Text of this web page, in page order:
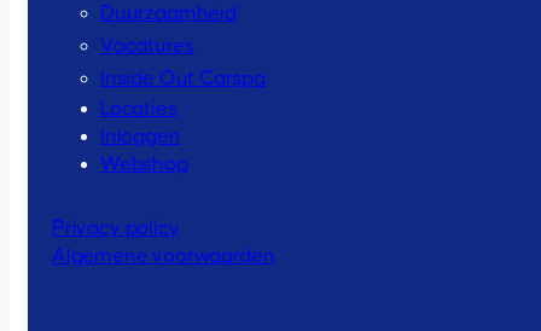
Duurzaamheid
Vacatures
Inside Out Carspa
Locaties
Inloggen
Webshop
Privacy policy
Algemene voorwaarden